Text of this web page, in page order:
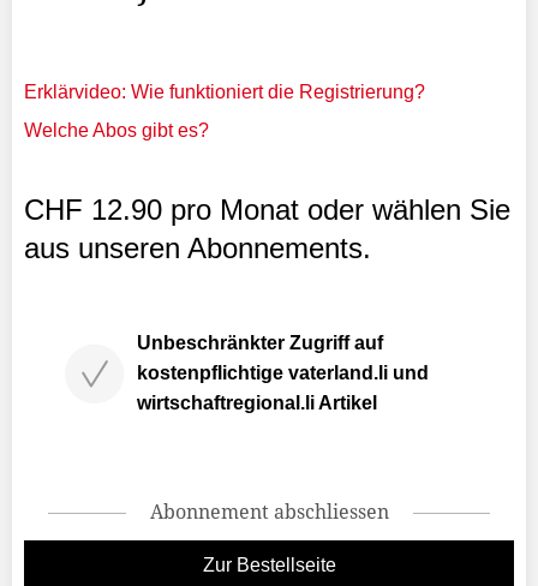
Erklärvideo: Wie funktioniert die Registrierung?
Welche Abos gibt es?
CHF 12.90 pro Monat oder wählen Sie
aus unseren Abonnements.
Unbeschränkter Zugriff auf
kostenpflichtige vaterland.li und
wirtschaftregional.li Artikel
Abonnement abschliessen
Zur Bestellseite